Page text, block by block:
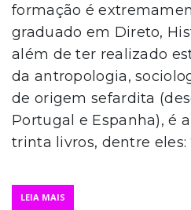
formação é
graduado em Direto,
além de ter realizado
da antropologia,
de origem sefardita
Portugal e Espanha), é
trinta livros, dentre eles:
LEIA MAIS